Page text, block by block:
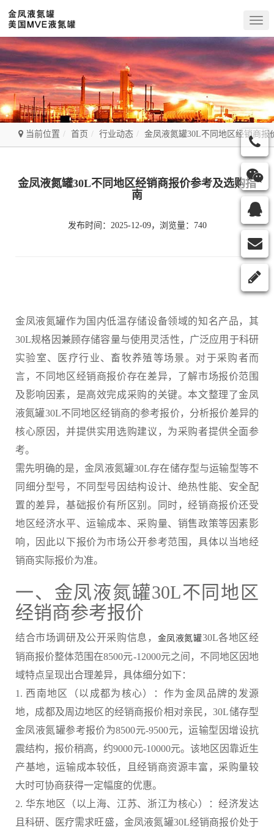
当前位置 首页 行业动态 金凤液氮罐30L不同地区经销商报
金凤液氮罐30L不同地区经销商报价参考及选购指
南
发布时间：2025-12-09，浏览量：740
金凤液氮罐作为国内低温存储设备领域的知名产品，其
30L规格因兼顾存储容量与使用灵活性，广泛应用于科研
实验室、医疗行业、畜牧养殖等场景。对于采购者而
言，不同地区经销商报价存在差异，了解市场报价范围
及影响因素，是高效完成采购的关键。本文整理了金凤
液氮罐30L不同地区经销商的参考报价，分析报价差异的
核心原因，并提供实用选购建议，为采购者提供全面参
考。
需先明确的是，金凤液氮罐30L存在储存型与运输型等不
同细分型号，不同型号因结构设计、绝热性能、安全配
置的差异，基础报价有所区别。同时，经销商报价还受
地区经济水平、运输成本、采购量、销售政策等因素影
响，因此以下报价为市场公开参考范围，具体以当地经
销商实际报价为准。
一、金凤液氮罐30L不同地区
经销商参考报价
结合市场调研及公开采购信息， 金凤液氮罐30L各地区经
销商报价整体范围在8500元-12000元之间，不同地区因地
域特点呈现出合理差异，具体细分如下：
1. 西南地区（以成都为核心）：作为金凤品牌的发源
地，成都及周边地区的经销商报价相对亲民，30L储存型
金凤液氮罐参考报价为8500元-9500元，运输型因增设抗
震结构，报价稍高，约9000元-10000元。该地区因靠近生
产基地，运输成本较低，且经销商资源丰富，采购量较
大时可协商获得一定幅度的优惠。
2. 华东地区（以上海、江苏、浙江为核心）：经济发达
且科研、医疗需求旺盛，金凤液氮罐30L经销商报价处于